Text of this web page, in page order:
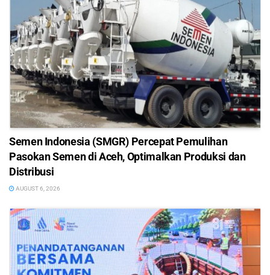
Semen Indonesia (SMGR) Percepat Pemulihan
Pasokan Semen di Aceh, Optimalkan Produksi dan
Distribusi
AUGUST 6, 2026